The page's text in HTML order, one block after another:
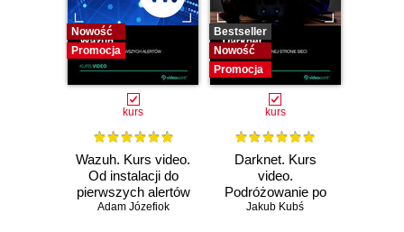
Nowość
Promocja
kurs
Wazuh. Kurs video.
Od instalacji do
pierwszych alertów
Adam Józefiok
Bestseller
Nowość
Promocja
kurs
Darknet. Kurs
video.
Podróżowanie po
ciemnej stronie
Jakub Kubś